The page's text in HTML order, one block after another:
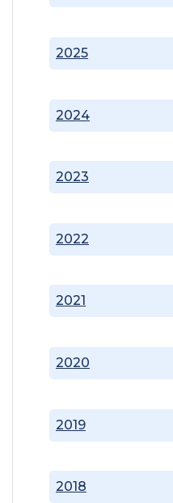
2018
2019
2020
2021
2022
2023
2024
2025